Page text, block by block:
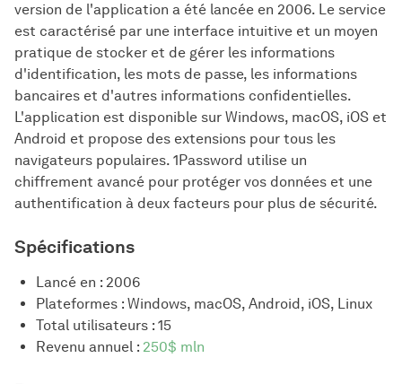
version de l'application a été lancée en 2006. Le service
est caractérisé par une interface intuitive et un moyen
pratique de stocker et de gérer les informations
d'identification, les mots de passe, les informations
bancaires et d'autres informations confidentielles.
L'application est disponible sur Windows, macOS, iOS et
Android et propose des extensions pour tous les
navigateurs populaires. 1Password utilise un
chiffrement avancé pour protéger vos données et une
authentification à deux facteurs pour plus de sécurité.
Spécifications
Lancé en : 2006
Plateformes : Windows, macOS, Android, iOS, Linux
Total utilisateurs : 15
Revenu annuel : 250$ mln